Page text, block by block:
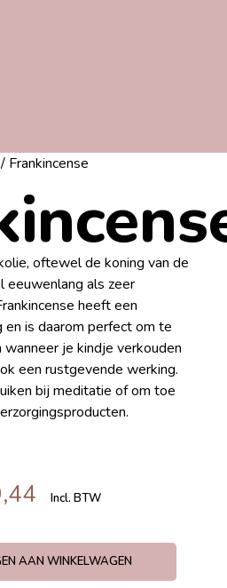
/ Frankincense
oftewel de koning van de
eeuwenlang als zeer
heeft een
is daarom perfect om te
je kindje verkouden
een rustgevende werking.
bij meditatie of om toe
Incl. BTW
AAN WINKELWAGEN